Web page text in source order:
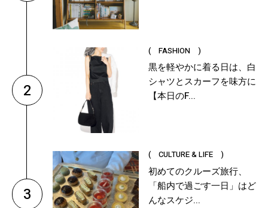
2
( FASHION )
黒を軽やかに着る日は、白
シャツとスカーフを味方に
【本日のF...
3
( CULTURE & LIFE )
初めてのクルーズ旅行、
「船内で過ごす一日」はど
んなスケジ...